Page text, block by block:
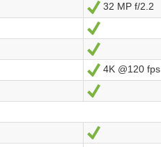
Sí
32 MP f/2.2
Sí
4K @120 fps